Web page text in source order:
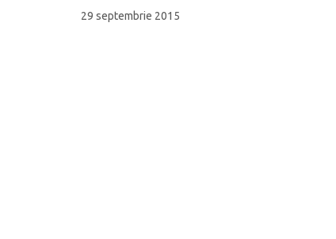
29 septembrie 2015